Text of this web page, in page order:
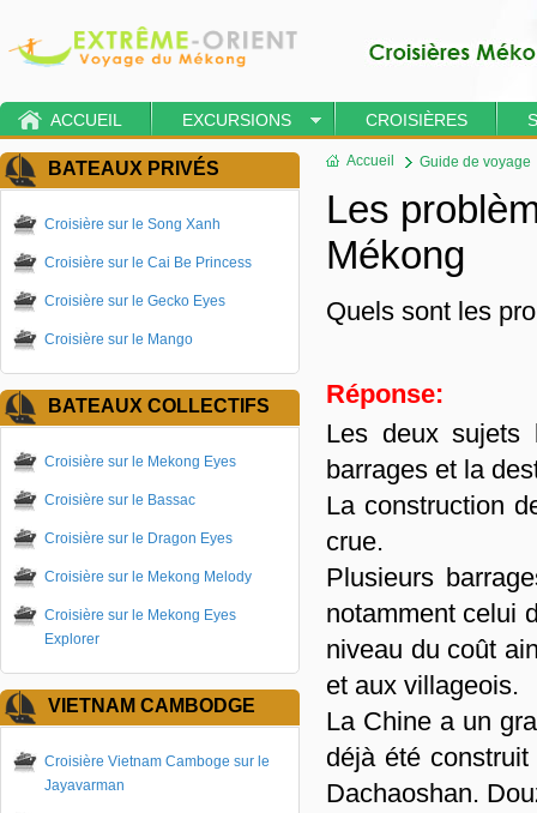
ACCUEIL EXCURSIONS CROISIÈRES
BATEAUX PRIVÉS
Croisière sur le Song Xanh
Croisière sur le Cai Be Princess
Croisière sur le Gecko Eyes
Croisière sur le Mango
BATEAUX COLLECTIFS
Croisière sur le Mekong Eyes
Croisière sur le Bassac
Croisière sur le Dragon Eyes
Croisière sur le Mekong Melody
Croisière sur le Mekong Eyes
Explorer
VIETNAM CAMBODGE
Croisière Vietnam Camboge sur le
Jayavarman
Accueil Guide de voyage
Les
Mékong
Quels sont les
Réponse:
Les deux sujets
barrages et la
La construction
crue.
Plusieurs
notamment celui
niveau du coût
et aux villageois.
La Chine a un
déjà été
Dachaoshan.